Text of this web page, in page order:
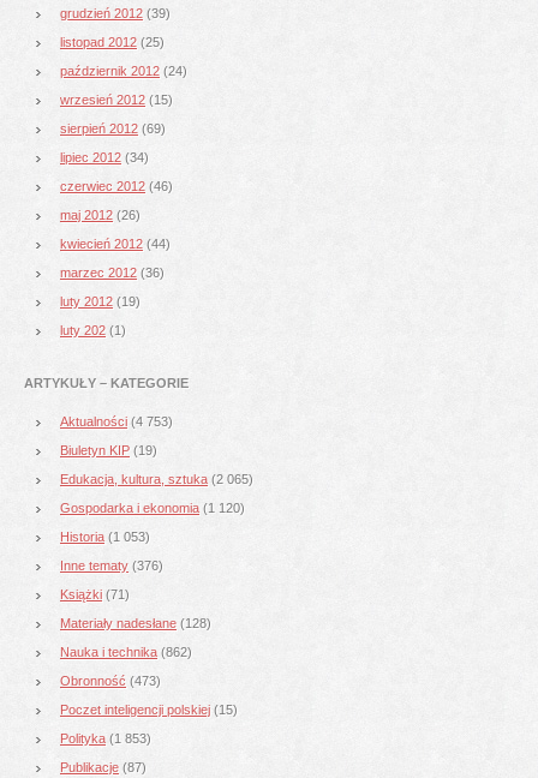
grudzień 2012 (39)
listopad 2012 (25)
październik 2012 (24)
wrzesień 2012 (15)
sierpień 2012 (69)
lipiec 2012 (34)
czerwiec 2012 (46)
maj 2012 (26)
kwiecień 2012 (44)
marzec 2012 (36)
luty 2012 (19)
luty 202 (1)
ARTYKUŁY – KATEGORIE
Aktualności (4 753)
Biuletyn KIP (19)
Edukacja, kultura, sztuka (2 065)
Gospodarka i ekonomia (1 120)
Historia (1 053)
Inne tematy (376)
Książki (71)
Materiały nadesłane (128)
Nauka i technika (862)
Obronność (473)
Poczet inteligencji polskiej (15)
Polityka (1 853)
Publikacje (87)